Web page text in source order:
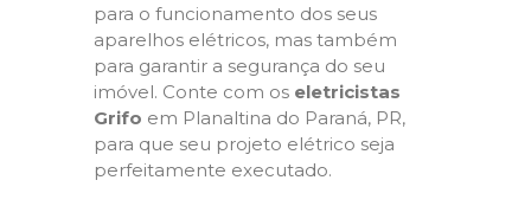
para o funcionamento dos seus
aparelhos elétricos, mas também
para garantir a segurança do seu
imóvel. Conte com os eletricistas
Grifo em Planaltina do Paraná, PR,
para que seu projeto elétrico seja
perfeitamente executado.